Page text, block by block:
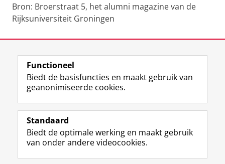
Bron: Broerstraat 5, het alumni magazine van de
Rijksuniversiteit Groningen
View this page in:English
Volg de RUG
F
a
e
b
L
i
k
e
R
S
-
f
I
n
t
Y
o
T
Studiekiezers
Functioneel
Biedt de basisfuncties en maakt gebruik van
geanonimiseerde cookies.
Standaard
Biedt de optimale werking en maakt gebruik
van onder andere videocookies.